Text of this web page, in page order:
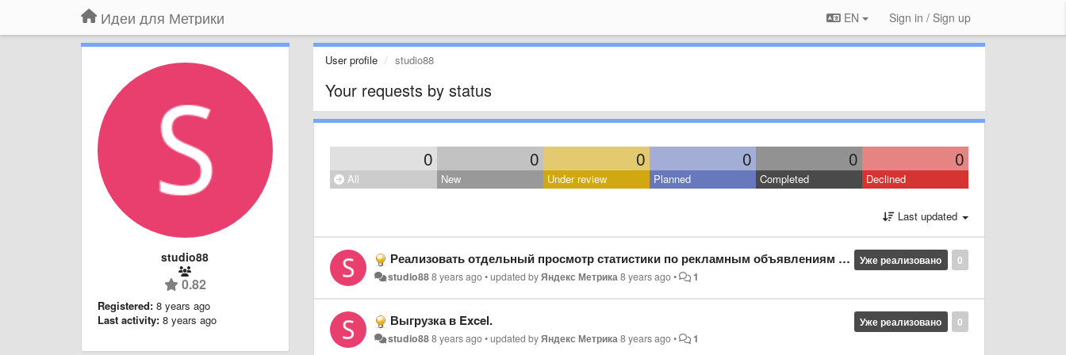
Идеи для Метрики EN Sign in / Sign up
studio88
0.82
Registered: 8 years ago
Last activity: 8 years ago
User profile studio88
Your requests by status
0 0 0 0 0 0
All New Under review Planned Completed Declined
Last updated
0
Уже реализовано
Реализовать отдельный просмотр статистики по рекламным объявлениям внутри одной рекламной компании
studio888 years ago•updated byЯндекс Метрика8 years ago• 1
0
Уже реализовано
Выгрузка в Excel.
studio888 years ago•updated byЯндекс Метрика8 years ago• 1